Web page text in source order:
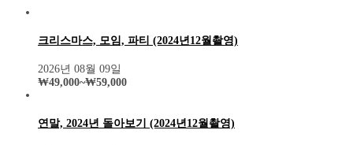
크리스마스, 모임, 파티 (2024년12월촬영)
2026년 08월 09일
₩49,000~₩59,000
연말, 2024년 돌아보기 (2024년12월촬영)